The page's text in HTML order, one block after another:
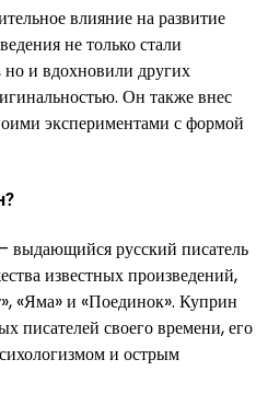
влияние на развитие
не только стали
но и вдохновили других
Он также внес
экспериментами с формой
русский писатель
известных произведений,
«Яма» и «Поединок». Куприн
писателей своего времени, его
и острым